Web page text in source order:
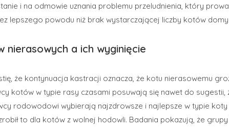
i na odmowie uznania problemu przeludnienia, który
lepszego powodu niż brak wystarczającej liczby kotów
nierasowych a ich wyginięcie
że kontynuacja kastracji oznacza, że kotu nierasowemu
kotów w typie rasy czasami posuwają się nawet do sugestii,
rodowodowi wybierają najzdrowsze i najlepsze w typie
to dla kotów z wolnej hodowli. Badania pokazują, że